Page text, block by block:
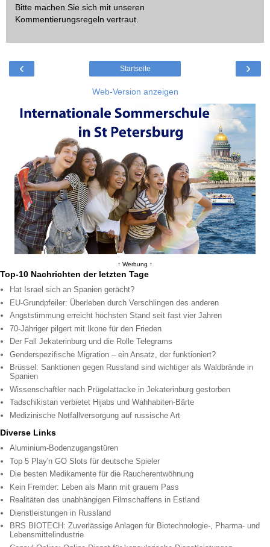
Bitte machen Sie sich mit unseren
Kommentierungsregeln vertraut.
‹ ›
Startseite
Web-Version anzeigen
↑ Werbung ↑
Top-10 Nachrichten der letzten Tage
Hat Israel sich an Spanien gerächt?
EU-Grundpfeiler: Überleben durch Verschlingen des anderen
Angststimmung erreicht höchsten Stand seit fast vier Jahren
70-Jähriger pilgert mit Ikone für den Frieden
Der Fall Jekaterinburg und die Rolle Telegrams
Genderspezifische Migration – ein Ansatz, der funktioniert?
Brüssel: Sanktionen gegen Russland sind wichtiger als Waldbrände in
Spanien
Wissenschaftler nach Prügelattacke in Jekaterinburg gestorben
Tadschikistan verbietet Hijabs und Wahhabiten-Bärte
Medizinische Notfallversorgung auf russische Art
Diverse Links
Aluminium-Bodenzugangstüren
Top 5 Play'n GO Slots für deutsche Spieler
Die besten Medikamente für die Raucherentwöhnung
Kein Fremder: Leben als Mann mit grauem Pass
Realitäten des unabhängigen Filmschaffens in Estland
Dienstleistungen in Russland
BRS BIOTECH: Zuverlässige Anlagen für Biotechnologie-, Pharma- und
Lebensmittelindustrie